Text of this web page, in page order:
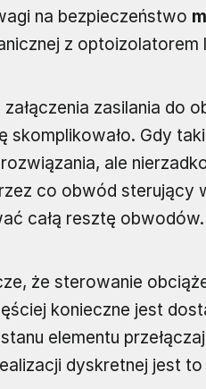
na bezpieczeństwo
z
zasilania do
skomplikowało. Gdy
ale
co obwód sterujący
całą resztę obwodów.
że sterowanie
konieczne jest
elementu
dyskretnej jest